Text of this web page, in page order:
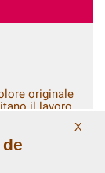
originale
il lavoro
X